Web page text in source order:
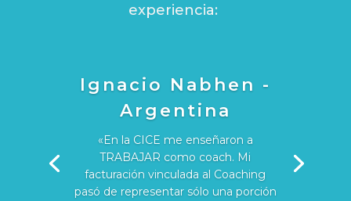
experiencia:
Ignacio Nabhen -
Argentina
«En la CICE me enseñaron a
TRABAJAR como coach. Mi
facturación vinculada al Coaching
pasó de representar sólo una porción